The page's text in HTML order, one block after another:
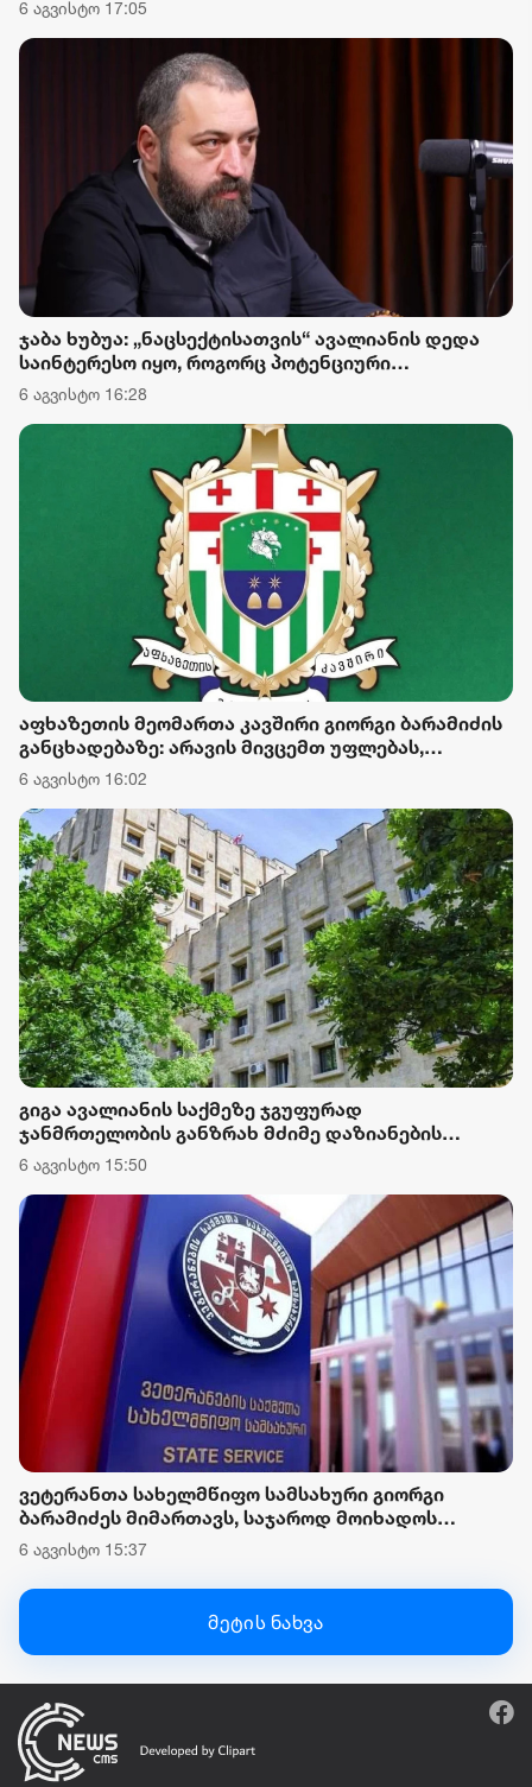
6 აგვისტო 17:05
ჯაბა ხუბუა: „ნაცსექტისათვის“ ავალიანის დედა
საინტერესო იყო, როგორც პოტენციური
პოლიტიკური ინსტრუმენტი, მაგრამ რაკი ეკა
კუპატაძემ სახელმწიფოს დაუფასა გამოძიების
შედეგები, პირველი შესაძლებლობისთანავე
ჩასცეს გულში შხამიანი ისარი
6 აგვისტო 16:28
აფხაზეთის მეომართა კავშირი გიორგი ბარამიძის
განცხადებაზე: არავის მივცემთ უფლებას,
ქვეყნისთვის დამაზიანებელი განცხადებებით
ქართველი მებრძოლების ღირსება შეილახოს და
დაღუპულთა ხსოვნა პოლიტიკური მიზნებისთვის
იქნეს გამოყენებული
6 აგვისტო 16:02
გიგა ავალიანის საქმეზე ჯგუფურად
ჯანმრთელობის განზრახ მძიმე დაზიანების
წაქეზების ფაქტზე ნია იმნაძეს და განსაკუთრებით
მძიმე დანაშაულის შეუტყობინებლობის ფაქტზე
ანასტასია ბერუაშვილს ბრალდება წარუდგინეს
6 აგვისტო 15:50
ვეტერანთა სახელმწიფო სამსახური გიორგი
ბარამიძეს მიმართავს, საჯაროდ მოიხადოს
ბოდიში და უარყოს მის მიერ გავრცელებული,
დაუდასტურებელი ინფორმაცია
6 აგვისტო 15:37
მეტის ნახვა